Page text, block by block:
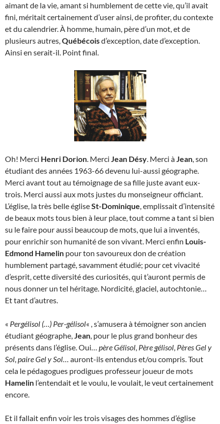
aimant de la vie, amant si humblement de cette vie, qu’il avait
fini, méritait certainement d’user ainsi, de profiter, du contexte
et du calendrier. À homme, humain, père d’un mot, et de
plusieurs autres,Québécoisd’exception, date d’exception.
Ainsi en serait-il. Point final.
Oh! Merci Henri Dorion. Merci Jean Désy. Merci àJean, son
étudiant des années 1963-66 devenu lui-aussi géographe.
Merci avant tout au témoignage de sa fille juste avant eux-
trois. Merci aussi aux mots justes du monseigneur officiant.
L’église, la très belle égliseSt-Dominique, emplissait d’intensité
de beaux mots tous bien à leur place, tout comme a tant si bien
su le faire pour aussi beaucoup de mots, que lui a inventés,
pour enrichir son humanité de son vivant. Merci enfin Louis-
Edmond Hamelin pour ton savoureux don de création
humblement partagé, savamment étudié; pour cet vivacité
d’esprit, cette diversité des curiosités, qui t’auront permis de
nous donner un tel héritage. Nordicité, glaciel, autochtonie…
Et tant d’autres.
« Pergélisol (…) Per-gélisol« , s’amusera à témoigner son ancien
étudiant géographe,Jean, pour le plus grand bonheur des
présents dans l’église. Oui… père Gélisol, Père gélisol, Pères Gel y
Sol,paire Gel y Sol… auront-ils entendus et/ou compris. Tout
cela le pédagogues prodigues professeur joueur de mots
Hamelin l’entendait et le voulu, le voulait, le veut certainement
encore.
Et il fallait enfin voir les trois visages des hommes d’église